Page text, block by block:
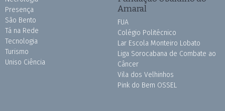
Presença
São Bento
Tá na Rede
Tecnologia
Turismo
Uniso Ciência
Amaral
FUA
Colégio Politécnico
Lar Escola Monteiro Lobato
Liga Sorocabana de Combate ao
Câncer
Vila dos Velhinhos
Pink do Bem OSSEL